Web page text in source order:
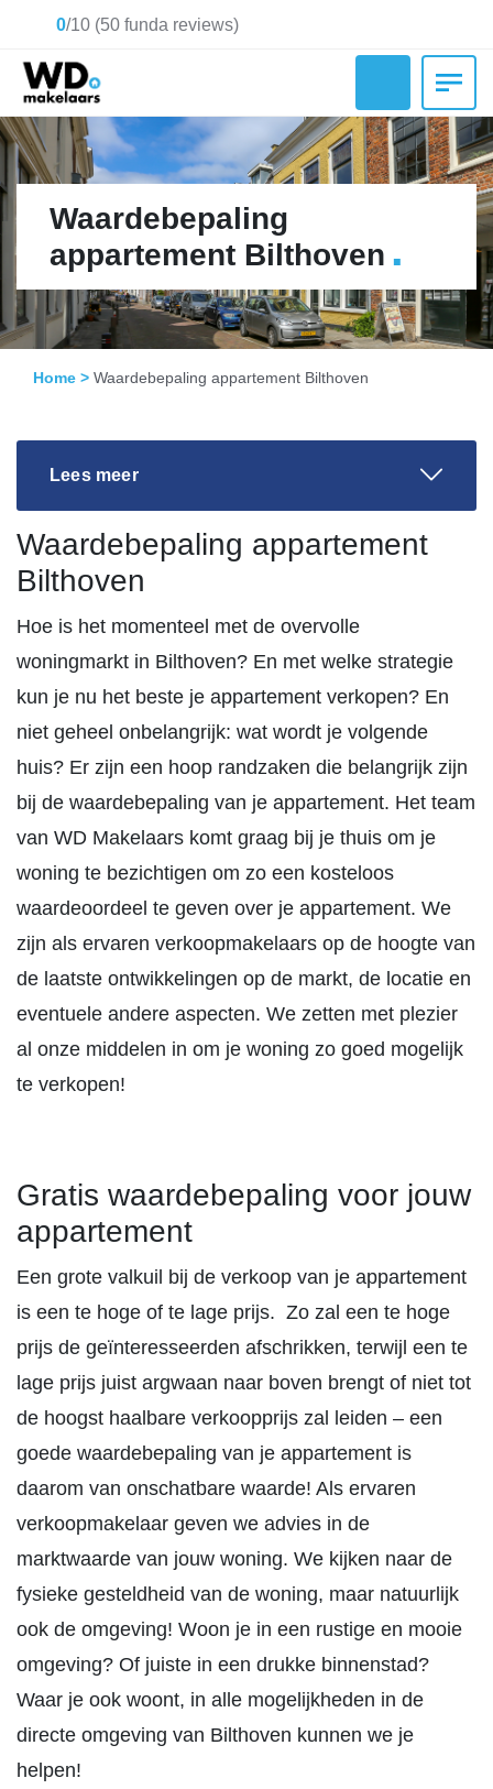
0/10 (50 funda reviews)
Waardebepaling
appartement Bilthoven .
Home > Waardebepaling appartement Bilthoven
Lees meer
Waardebepaling appartement
Bilthoven
Hoe is het momenteel met de overvolle
woningmarkt in Bilthoven? En met welke strategie
kun je nu het beste je appartement verkopen? En
niet geheel onbelangrijk: wat wordt je volgende
huis? Er zijn een hoop randzaken die belangrijk zijn
bij de waardebepaling van je appartement. Het team
van WD Makelaars komt graag bij je thuis om je
woning te bezichtigen om zo een kosteloos
waardeoordeel te geven over je appartement. We
zijn als ervaren verkoopmakelaars op de hoogte van
de laatste ontwikkelingen op de markt, de locatie en
eventuele andere aspecten. We zetten met plezier
al onze middelen in om je woning zo goed mogelijk
te verkopen!
Gratis waardebepaling voor jouw
appartement
Een grote valkuil bij de verkoop van je appartement
is een te hoge of te lage prijs. Zo zal een te hoge
prijs de geïnteresseerden afschrikken, terwijl een te
lage prijs juist argwaan naar boven brengt of niet tot
de hoogst haalbare verkoopprijs zal leiden – een
goede waardebepaling van je appartement is
daarom van onschatbare waarde! Als ervaren
verkoopmakelaar geven we advies in de
marktwaarde van jouw woning. We kijken naar de
fysieke gesteldheid van de woning, maar natuurlijk
ook de omgeving! Woon je in een rustige en mooie
omgeving? Of juiste in een drukke binnenstad?
Waar je ook woont, in alle mogelijkheden in de
directe omgeving van Bilthoven kunnen we je
helpen!